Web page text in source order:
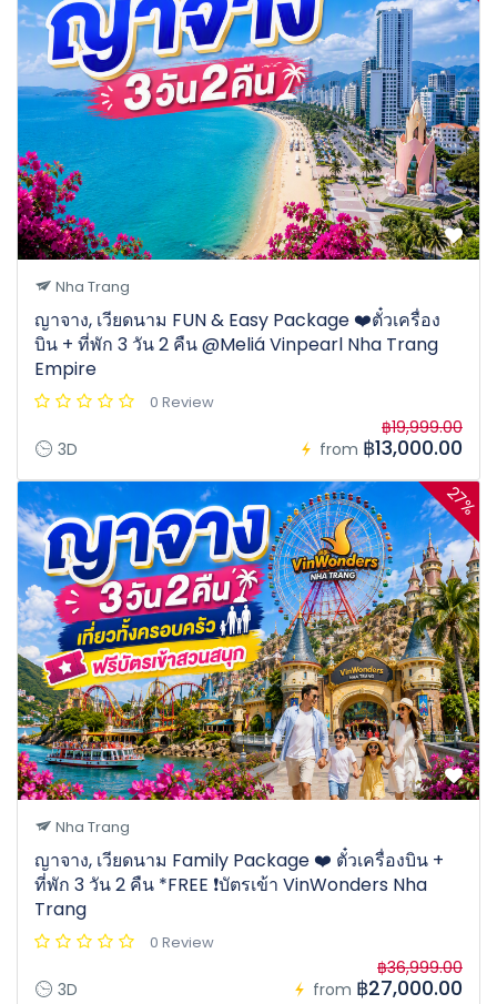
Nha Trang
ญาจาง, เวียดนาม FUN & Easy Package ❤️ตั๋วเครื่อง
บิน + ที่พัก 3 วัน 2 คืน @Meliá Vinpearl Nha Trang
Empire
0 Review
3D from
฿19,999.00
฿13,000.00
27%
Nha Trang
ญาจาง, เวียดนาม Family Package ❤️ ตั๋วเครื่องบิน +
ที่พัก 3 วัน 2 คืน *FREE ❗️บัตรเข้า VinWonders Nha
Trang
0 Review
3D from
฿36,999.00
฿27,000.00